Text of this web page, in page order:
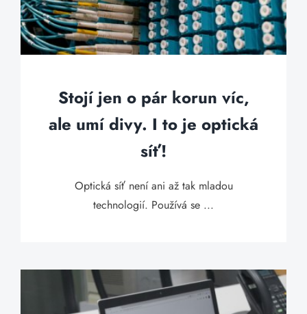
Stojí jen o pár korun víc,
ale umí divy. I to je optická
síť!
Optická síť není ani až tak mladou
technologií. Používá se ...